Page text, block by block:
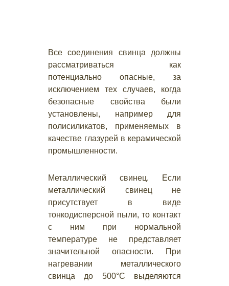
Все соединения свинца должны
рассматриваться как
потенциально опасные, за
исключением тех случаев, когда
безопасные свойства были
установлены, например для
полисиликатов, применяемых в
качестве глазурей в керамической
промышленности.
Металлический свинец. Если
металлический свинец не
присутствует в виде
тонкодисперсной пыли, то контакт
с ним при нормальной
температуре не представляет
значительной опасности. При
нагревании металлического
свинца до 500°С выделяются